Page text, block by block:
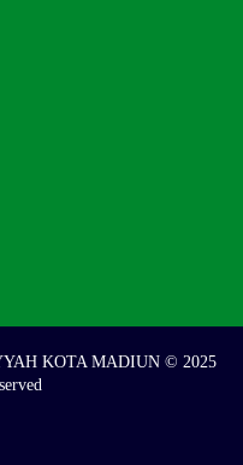
KOTA MADIUN © 2025